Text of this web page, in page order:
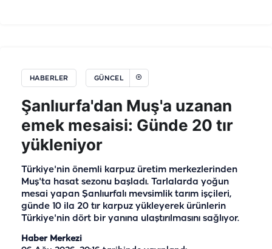
HABERLER GÜNCEL
Şanlıurfa'dan Muş'a uzanan
emek mesaisi: Günde 20 tır
yükleniyor
Türkiye'nin önemli karpuz üretim merkezlerinden
Muş'ta hasat sezonu başladı. Tarlalarda yoğun
mesai yapan Şanlıurfalı mevsimlik tarım işçileri,
günde 10 ila 20 tır karpuz yükleyerek ürünlerin
Türkiye'nin dört bir yanına ulaştırılmasını sağlıyor.
Haber Merkezi